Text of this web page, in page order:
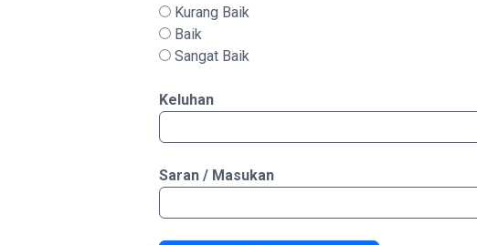
Kurang Baik
Baik
Sangat Baik
Keluhan
Saran / Masukan